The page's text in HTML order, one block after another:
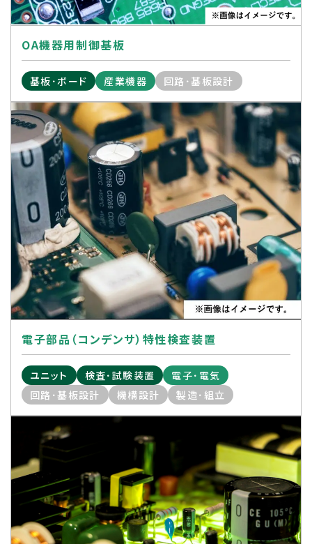
OA機器用制御基板
基板･ボード 産業機器 回路･基板設計
電子部品（コンデンサ）特性検査装置
ユニット 検査･試験装置
電子･電気
回路･基板設計
機構設計 製造･組立